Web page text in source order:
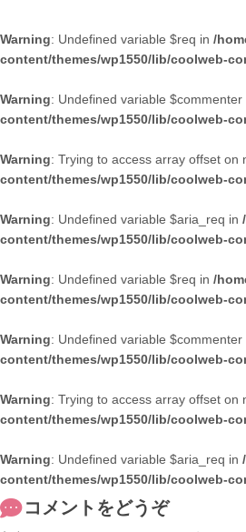
Warning: Undefined variable $req in /
content/themes/wp1550/lib/coolweb-
Warning: Undefined variable $commenter
content/themes/wp1550/lib/coolweb-
Warning: Trying to access array offset on
content/themes/wp1550/lib/coolweb-
Warning: Undefined variable $aria_req in
content/themes/wp1550/lib/coolweb-
Warning: Undefined variable $req in /
content/themes/wp1550/lib/coolweb-
Warning: Undefined variable $commenter
content/themes/wp1550/lib/coolweb-
Warning: Trying to access array offset on
content/themes/wp1550/lib/coolweb-
Warning: Undefined variable $aria_req in
content/themes/wp1550/lib/coolweb-
コメントをどうぞ